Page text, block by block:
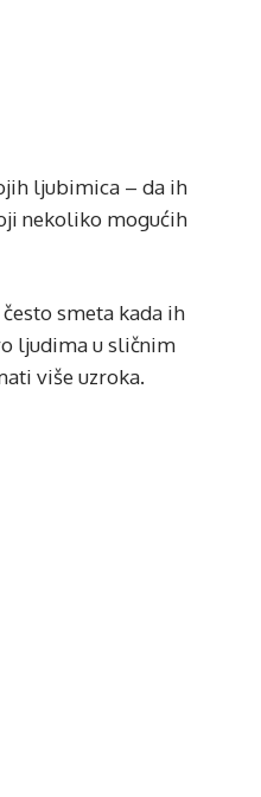
ljubimica – da ih
nekoliko mogućih
smeta kada ih
ljudima u sličnim
više uzroka.